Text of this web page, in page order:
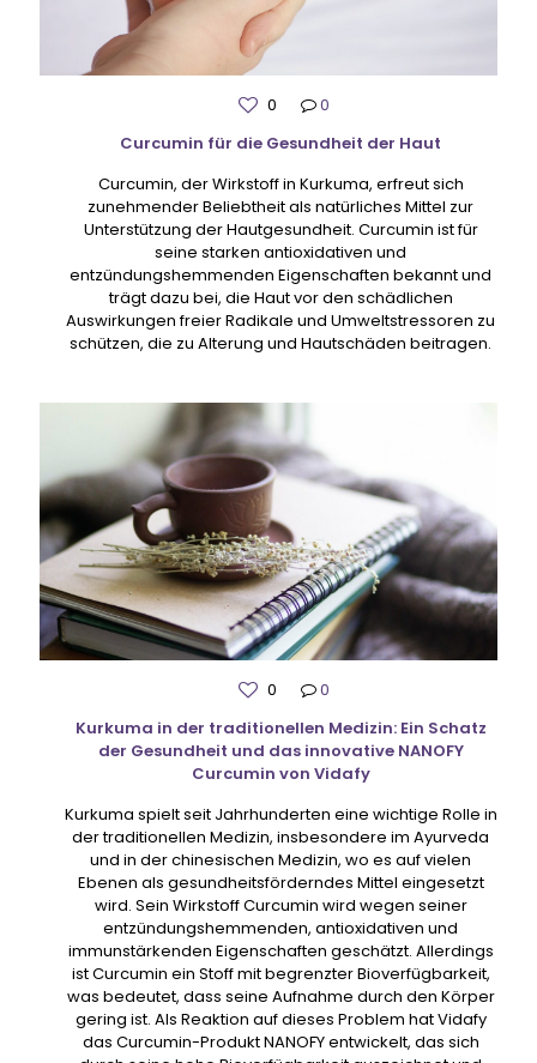
0
0
Curcumin für die Gesundheit der Haut
Curcumin, der Wirkstoff in Kurkuma, erfreut sich
zunehmender Beliebtheit als natürliches Mittel zur
Unterstützung der Hautgesundheit. Curcumin ist für
seine starken antioxidativen und
entzündungshemmenden Eigenschaften bekannt und
trägt dazu bei, die Haut vor den schädlichen
Auswirkungen freier Radikale und Umweltstressoren zu
schützen, die zu Alterung und Hautschäden beitragen.
0
0
Kurkuma in der traditionellen Medizin: Ein Schatz
der Gesundheit und das innovative NANOFY
Curcumin von Vidafy
Kurkuma spielt seit Jahrhunderten eine wichtige Rolle in
der traditionellen Medizin, insbesondere im Ayurveda
und in der chinesischen Medizin, wo es auf vielen
Ebenen als gesundheitsförderndes Mittel eingesetzt
wird. Sein Wirkstoff Curcumin wird wegen seiner
entzündungshemmenden, antioxidativen und
immunstärkenden Eigenschaften geschätzt. Allerdings
ist Curcumin ein Stoff mit begrenzter Bioverfügbarkeit,
was bedeutet, dass seine Aufnahme durch den Körper
gering ist. Als Reaktion auf dieses Problem hat Vidafy
das Curcumin-Produkt NANOFY entwickelt, das sich